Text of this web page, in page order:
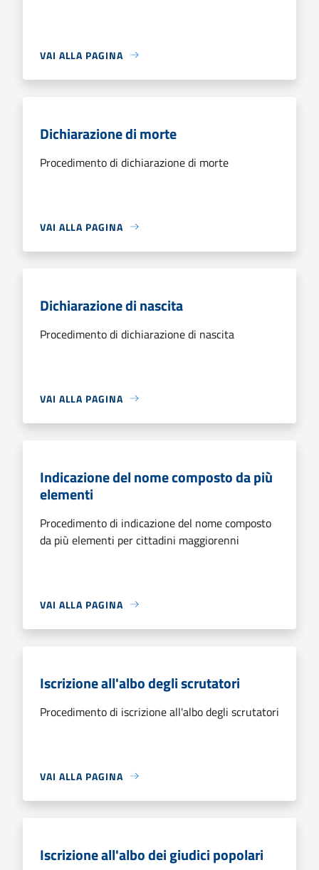
VAI ALLA PAGINA
Dichiarazione di morte
Procedimento di dichiarazione di morte
VAI ALLA PAGINA
Dichiarazione di nascita
Procedimento di dichiarazione di nascita
VAI ALLA PAGINA
Indicazione del nome composto da più
elementi
Procedimento di indicazione del nome composto
da più elementi per cittadini maggiorenni
VAI ALLA PAGINA
Iscrizione all'albo degli scrutatori
Procedimento di iscrizione all'albo degli scrutatori
VAI ALLA PAGINA
Iscrizione all'albo dei giudici popolari